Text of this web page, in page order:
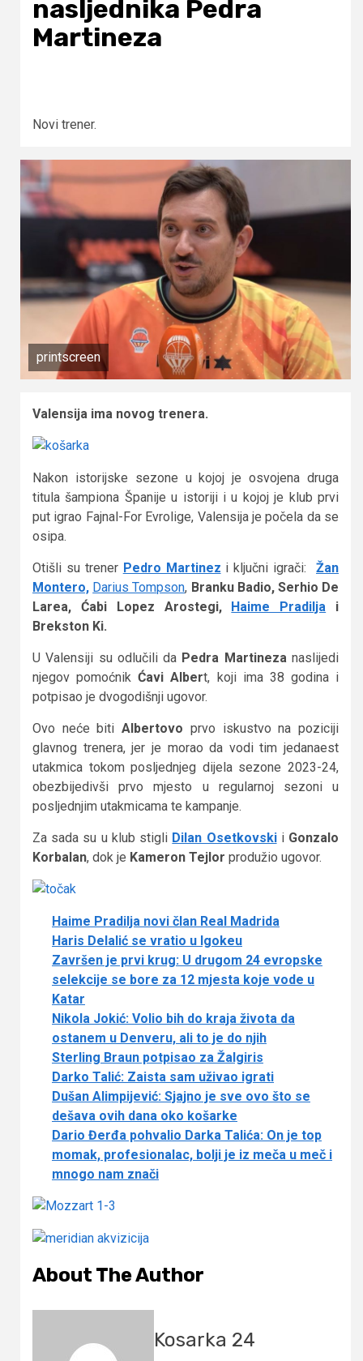
nasljednika Pedra
Martineza
Novi trener.
printscreen
Valensija ima novog trenera.
Nakon istorijske sezone u kojoj je osvojena druga
titula šampiona Španije u istoriji i u kojoj je klub prvi
put igrao Fajnal-For Evrolige, Valensija je počela da se
osipa.
Otišli su trener Pedro Martinez i ključni igrači:Žan
Montero, Darius Tompson, Branku Badio, Serhio De
Larea, Ćabi Lopez Arostegi,
Haime Pradilja i
Brekston Ki.
U Valensiji su odlučili da Pedra Martinezanaslijedi
njegov pomoćnikĆavi Albert, koji ima 38 godina i
potpisao je dvogodišnji ugovor.
Ovo neće bitiAlbertovo prvo iskustvo na poziciji
glavnog trenera, jer je morao da vodi tim jedanaest
utakmica tokom posljednjeg dijela sezone 2023-24,
obezbijedivši prvo mjesto u regularnoj sezoni u
posljednjim utakmicama te kampanje.
Za sada su u klub stigli Dilan Osetkovskii Gonzalo
Korbalan, dok je Kameron Tejlor produžio ugovor.
Haime Pradilja novi član Real Madrida
Haris Delalić se vratio u Igokeu
Završen je prvi krug: U drugom 24 evropske
selekcije se bore za 12 mjesta koje vode u
Katar
Nikola Jokić: Volio bih do kraja života da
ostanem u Denveru, ali to je do njih
Sterling Braun potpisao za Žalgiris
Darko Talić: Zaista sam uživao igrati
Dušan Alimpijević: Sjajno je sve ovo što se
dešava ovih dana oko košarke
Dario Đerđa pohvalio Darka Talića: On je top
momak, profesionalac, bolji je iz meča u meč i
mnogo nam znači
About The Author
Kosarka 24